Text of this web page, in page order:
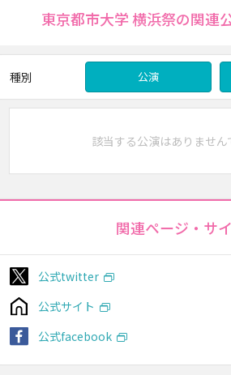
東京都市大学 横浜祭の関連
種別 公演
該当する公演はありません
関連ページ・サ
公式twitter
公式サイト
公式facebook